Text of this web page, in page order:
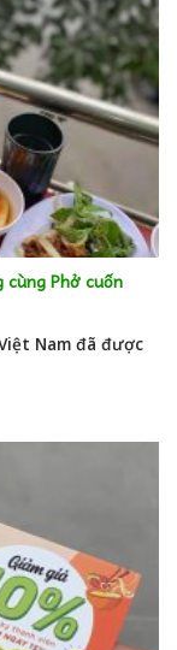
cùng Phở cuốn
Nam đã được